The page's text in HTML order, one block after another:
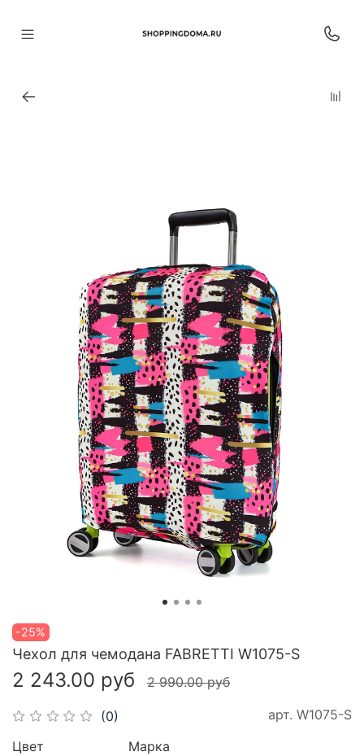
-25%
(0) арт. W1075-S
Чехол для чемодана FABRETTI W1075-S
2 243.00 руб 2 990.00 руб
Цвет Марка